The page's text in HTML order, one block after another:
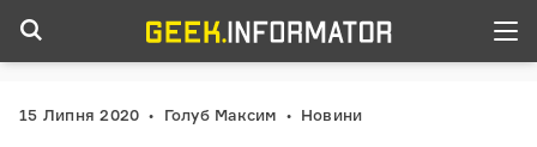
15 Липня 2020 Голуб Максим Новини